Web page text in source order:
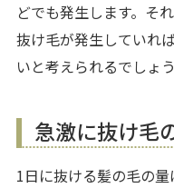
どでも発生します。そ
抜け毛が発生していれ
いと考えられるでしょう
急激に抜け毛
1日に抜ける髪の毛の